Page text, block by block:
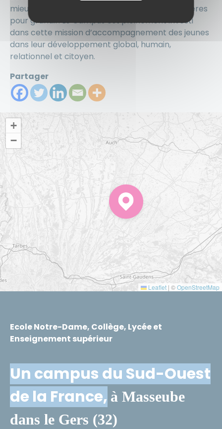
mieux vivre ensemble en leur donnant des repères
pour grandir. Le Campus est pleinement investi
dans cette mission d’accompagnement des jeunes
dans leur développement global, humain,
relationnel et citoyen.
Partager
+
−
Leaflet | ©OpenStreetMap
Ecole Notre-Dame, Collège, Lycée et
Enseignement supérieur
Un campus du Sud-Ouest
de la France, à Masseube
dans le Gers (32)